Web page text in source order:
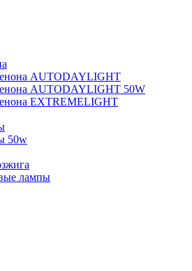
AUTODAYLIGHT
AUTODAYLIGHT 50W
EXTREMELIGHT
50w
лампы